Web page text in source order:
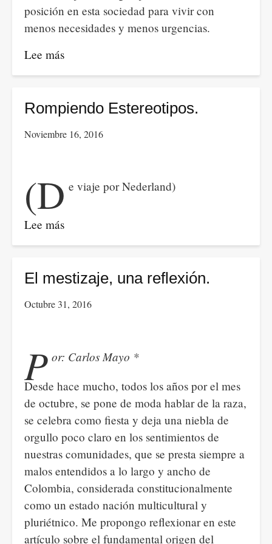
posición en esta sociedad para vivir con
menos necesidades y menos urgencias.
Lee más
Jóvenes,
y
Rompiendo Estereotipos.
Noviembre 16, 2016
(D e viaje por Nederland)
Lee más
Rompiendo
El mestizaje, una reflexión.
Octubre 31, 2016
P or: Carlos Mayo *
Desde hace mucho, todos los años por el mes
de octubre, se pone de moda hablar de la raza,
se celebra como fiesta y deja una niebla de
orgullo poco claro en los sentimientos de
nuestras comunidades, que se presta siempre a
malos entendidos a lo largo y ancho de
Colombia, considerada constitucionalmente
como un estado nación multicultural y
pluriétnico. Me propongo reflexionar en este
artículo sobre el fundamental origen del